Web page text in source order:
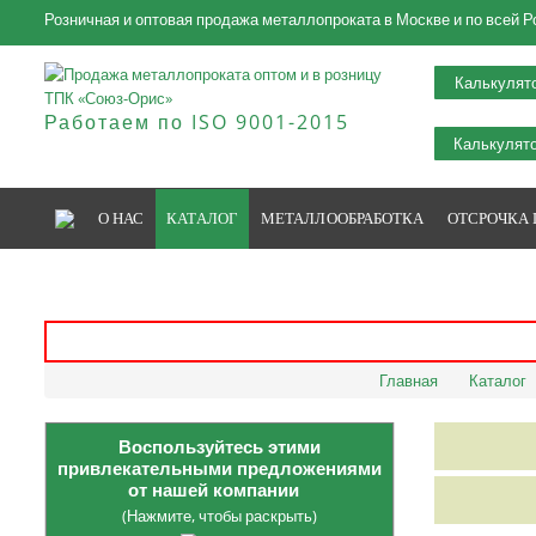
Розничная и оптовая продажа металлопроката в Москве и по всей
Работаем по ISO 9001-2015
О НАС КАТАЛОГ МЕТАЛЛООБРАБОТКА ОТСРОЧКА
Главная Каталог
Воспользуйтесь этими
привлекательными предложениями
от нашей компании
(Нажмите, чтобы раскрыть)